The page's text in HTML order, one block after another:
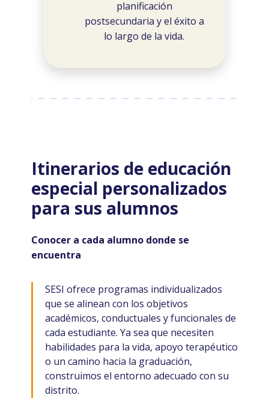
planificación
postsecundaria y el éxito a
lo largo de la vida.
Itinerarios de educación
especial personalizados
para sus alumnos
Conocer a cada alumno donde se
encuentra
SESI ofrece programas individualizados
que se alinean con los objetivos
académicos, conductuales y funcionales de
cada estudiante. Ya sea que necesiten
habilidades para la vida, apoyo terapéutico
o un camino hacia la graduación,
construimos el entorno adecuado con su
distrito.